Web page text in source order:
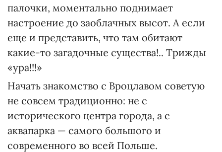
палочки, моментально поднимает
настроение до заоблачных высот. А если
еще и представить, что там обитают
какие-то загадочные существа!.. Трижды
«ура!!!»
Начать знакомство с Вроцлавом советую
не совсем традиционно: не с
исторического центра города, а с
аквапарка — самого большого и
современного во всей Польше.